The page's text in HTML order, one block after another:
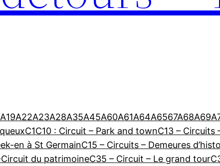
19A22A23A28A35A45A60A61A64A6567A68A69A
C1C10 : Circuit – Park and townC13 – Circuits
en à St GermainC15 – Circuits – Demeures
du patrimoineC35 – Circuit – Le grand tour